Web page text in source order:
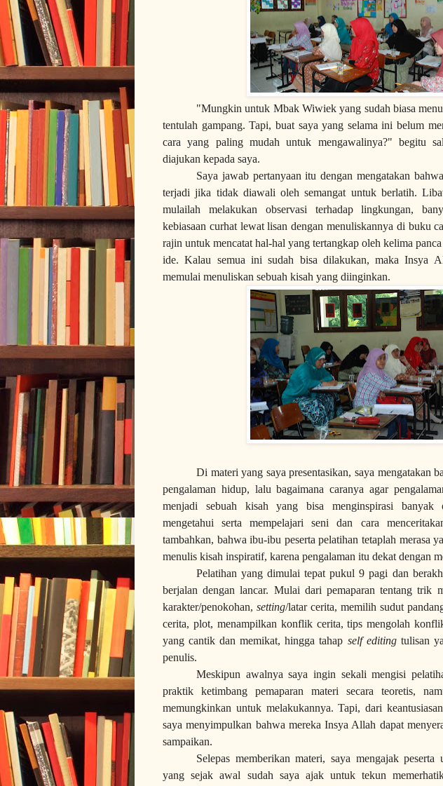
"Mungkin untuk Mbak Wiwiek yang sudah biasa
tentulah gampang. Tapi, buat saya yang selama ini belum
cara yang paling mudah untuk mengawalinya?" begitu
diajukan kepada saya.
Saya jawab pertanyaan itu dengan mengatakan
terjadi jika tidak diawali oleh semangat untuk berlatih.
mulailah melakukan observasi terhadap lingkungan,
kebiasaan curhat lewat lisan dengan menuliskannya di buku
rajin untuk mencatat hal-hal yang tertangkap oleh kelima
ide. Kalau semua ini sudah bisa dilakukan, maka Insya
memulai menuliskan sebuah kisah yang diinginkan.
Di materi yang saya presentasikan, saya mengatakan
pengalaman hidup, lalu bagaimana caranya agar
menjadi sebuah kisah yang bisa menginspirasi banyak
mengetahui serta mempelajari seni dan cara
tambahkan, bahwa ibu-ibu peserta pelatihan tetaplah merasa
menulis kisah inspiratif, karena pengalaman itu dekat dengan
Pelatihan yang dimulai tepat pukul 9 pagi dan
berjalan dengan lancar. Mulai dari pemaparan tentang trik
karakter/penokohan, setting/latar cerita, memilih sudut
cerita, plot, menampilkan konflik cerita, tips mengolah
yang cantik dan memikat, hingga tahap self editingtulisan
penulis.
Meskipun awalnya saya ingin sekali mengisi
praktik ketimbang pemaparan materi secara teoretis,
memungkinkan untuk melakukannya. Tapi, dari
saya menyimpulkan bahwa mereka Insya Allah dapat
sampaikan.
Selepas memberikan materi, saya mengajak peserta
yang sejak awal sudah saya ajak untuk tekun